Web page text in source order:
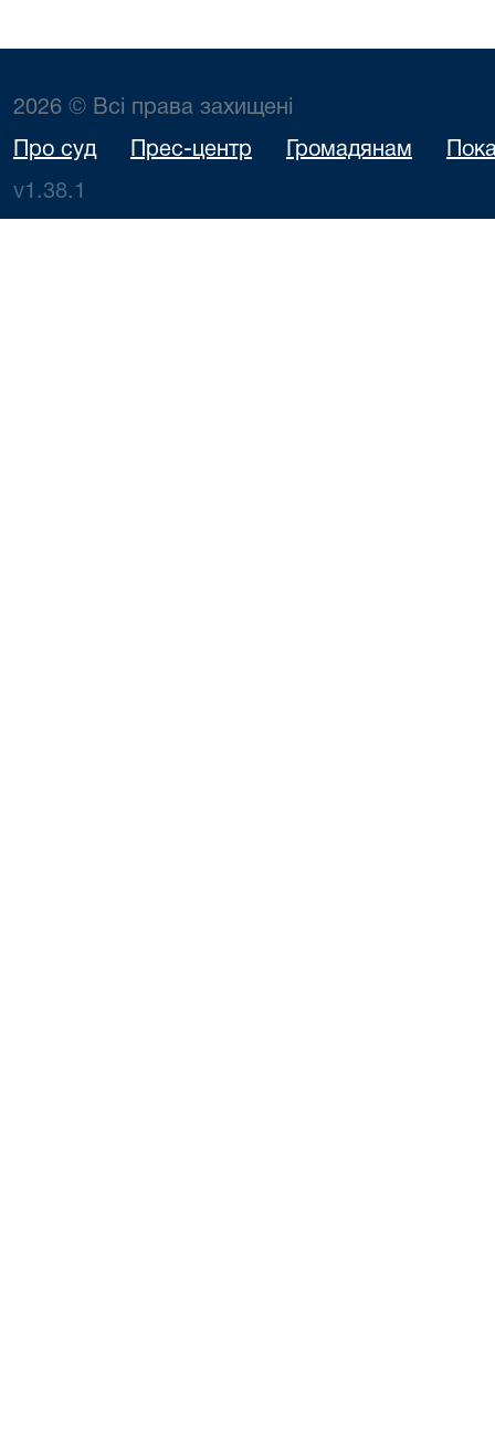
2026 © Всі права захищені
Про суд Прес-центр Громадянам
v1.38.1